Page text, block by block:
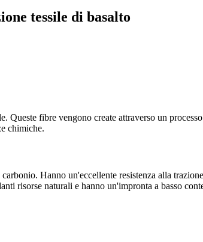
tessile di basalto
fibre vengono create attraverso un
chimiche.
Hanno un'eccellente resistenza alla
risorse naturali e hanno un'impronta a basso